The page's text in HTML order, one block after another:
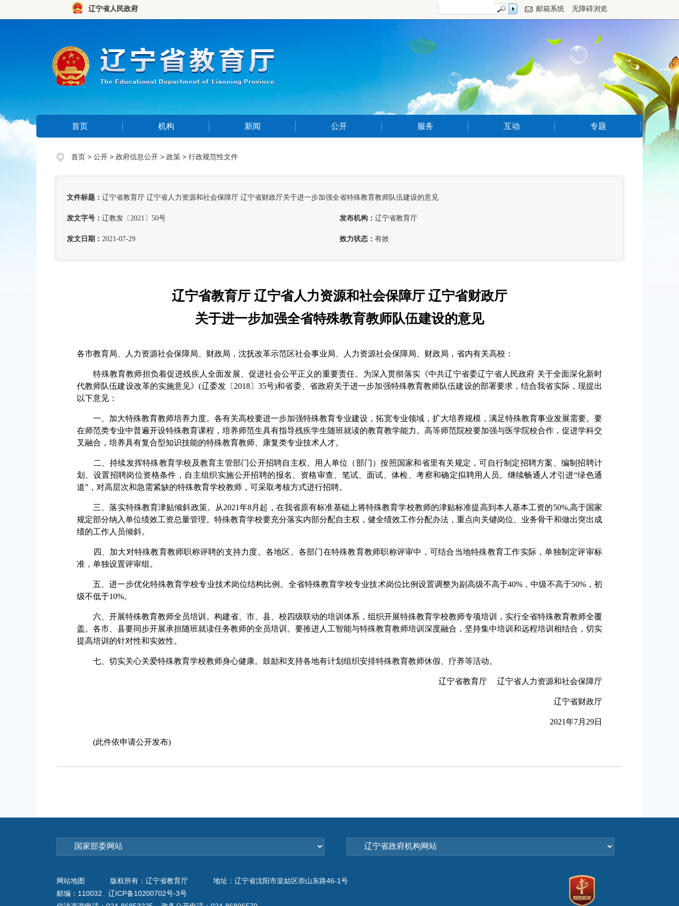
辽宁省人民政府 邮箱系统 无障碍浏览
首页 机构 新闻 公开 服务 互动 专题
首页 > 公开 > 政府信息公开 > 政策 > 行政规范性文件
文件标题： 辽宁省教育厅 辽宁省人力资源和社会保障厅 辽宁省财政厅关于进一步加强全省特殊教育教师队伍建设的意见
发文字号： 辽教发〔2021〕50号 发布机构： 辽宁省教育厅
发文日期： 2021-07-29 效力状态： 有效
辽宁省教育厅 辽宁省人力资源和社会保障厅 辽宁省财政厅
关于进一步加强全省特殊教育教师队伍建设的意见
各市教育局、人力资源社会保障局、财政局，沈抚改革示范区社会事业局、人力资源社会保障局、财政局，省内有关高校：
特殊教育教师担负着促进残疾人全面发展、促进社会公平正义的重要责任。为深入贯彻落实《中共辽宁省委辽宁省人民政府 关于全面深化新时
代教师队伍建设改革的实施意见》(辽委发〔2018〕35号)和省委、省政府关于进一步加强特殊教育教师队伍建设的部署要求，结合我省实际，现提出
以下意见：
一、加大特殊教育教师培养力度。各有关高校要进一步加强特殊教育专业建设，拓宽专业领域，扩大培养规模，满足特殊教育事业发展需要。要
在师范类专业中普遍开设特殊教育课程，培养师范生具有指导残疾学生随班就读的教育教学能力。高等师范院校要加强与医学院校合作，促进学科交
叉融合，培养具有复合型知识技能的特殊教育教师、康复类专业技术人才。
二、持续发挥特殊教育学校及教育主管部门公开招聘自主权。用人单位（部门）按照国家和省里有关规定，可自行制定招聘方案、编制招聘计
划、设置招聘岗位资格条件，自主组织实施公开招聘的报名、资格审查、笔试、面试、体检、考察和确定拟聘用人员。继续畅通人才引进“绿色通
道”，对高层次和急需紧缺的特殊教育学校教师，可采取考核方式进行招聘。
三、落实特殊教育津贴倾斜政策。从2021年8月起，在我省原有标准基础上将特殊教育学校教师的津贴标准提高到本人基本工资的50%,高于国家
规定部分纳入单位绩效工资总量管理。特殊教育学校要充分落实内部分配自主权，健全绩效工作分配办法，重点向关键岗位、业务骨干和做出突出成
绩的工作人员倾斜。
四、加大对特殊教育教师职称评聘的支持力度。各地区、各部门在特殊教育教师职称评审中，可结合当地特殊教育工作实际，单独制定评审标
准，单独设置评审组。
五、进一步优化特殊教育学校专业技术岗位结构比例。全省特殊教育学校专业技术岗位比例设置调整为副高级不高于40%，中级不高于50%，初
级不低于10%。
六、开展特殊教育教师全员培训。构建省、市、县、校四级联动的培训体系，组织开展特殊教育学校教师专项培训，实行全省特殊教育教师全覆
盖。各市、县要同步开展承担随班就读任务教师的全员培训。要推进人工智能与特殊教育教师培训深度融合，坚持集中培训和远程培训相结合，切实
提高培训的针对性和实效性。
七、切实关心关爱特殊教育学校教师身心健康。鼓励和支持各地有计划组织安排特殊教育教师休假、疗养等活动。
辽宁省教育厅 辽宁省人力资源和社会保障厅
辽宁省财政厅
2021年7月29日
(此件依申请公开发布)
网站地图 版权所有：辽宁省教育厅
地址：辽宁省沈阳市皇姑区崇山东路46-1号
邮编：110032 辽ICP备10200702号-3号